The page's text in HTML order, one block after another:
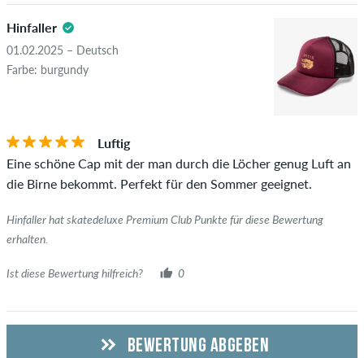
Hinfaller
01.02.2025 – Deutsch
Farbe: burgundy
Luftig
Eine schöne Cap mit der man durch die Löcher genug Luft an
die Birne bekommt. Perfekt für den Sommer geeignet.
Hinfaller hat skatedeluxe Premium Club Punkte für diese Bewertung
erhalten.
Ist diese Bewertung hilfreich? 0
BEWERTUNG ABGEBEN